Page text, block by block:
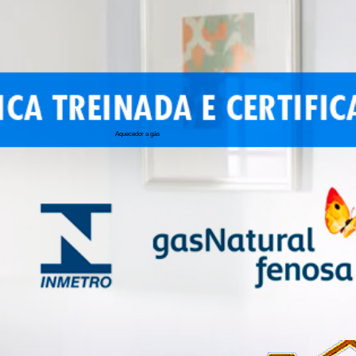
conserto de
conserto de
conserto
conserto de
conserto
conserto de
manutenção
conserto de
Aquecedor a gás